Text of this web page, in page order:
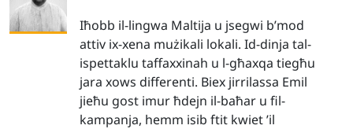
Iħobb il-lingwa Maltija u jsegwi b’mod
attiv ix-xena mużikali lokali. Id-dinja tal-
ispettaklu taffaxxinah u l-għaxqa tiegħu
jara xows differenti. Biex jirrilassa Emil
jieħu gost imur ħdejn il-baħar u fil-
kampanja, hemm isib ftit kwiet ’il